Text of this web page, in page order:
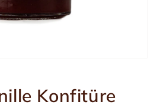
Konfitüre